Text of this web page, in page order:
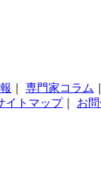
専門家コラム
イトマップ｜ お